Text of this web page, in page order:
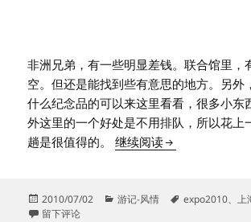
非洲兄弟，有一些明显差钱。联合馆里，
空。但还是能找到些有意思的地方。另外
什么纪念品的可以来这里看看，很多小东
外这里的一个好处是不用排队，所以花上
趟是很值得的。继续阅读上海世博会图
发
布
2010/07/02
分
游记-风情
标
expo2010、上
于上海世博会图记－连载之三－非洲联合馆
留下评论